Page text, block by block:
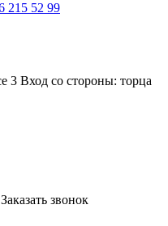
215 52 99
3 Вход со стороны: торца
Заказать звонок